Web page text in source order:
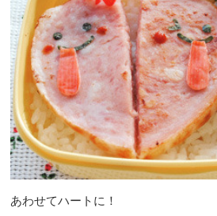
あわせてハートに！